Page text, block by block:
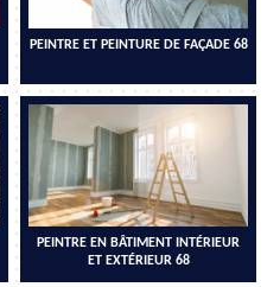
PEINTRE ET PEINTURE DE FAÇADE 68
PEINTRE EN BÂTIMENT INTÉRIEUR
ET EXTÉRIEUR 68